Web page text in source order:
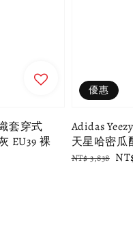
套穿式
EU39 裸
優惠
Adidas
天星哈密瓜
Regular
NT$ 3,838